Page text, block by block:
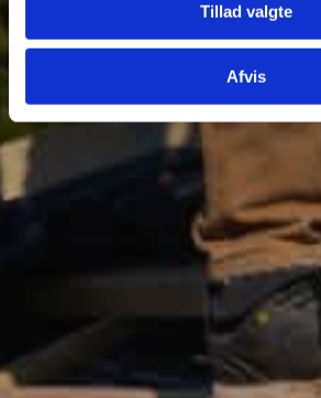
Tillad valgte
Afvis